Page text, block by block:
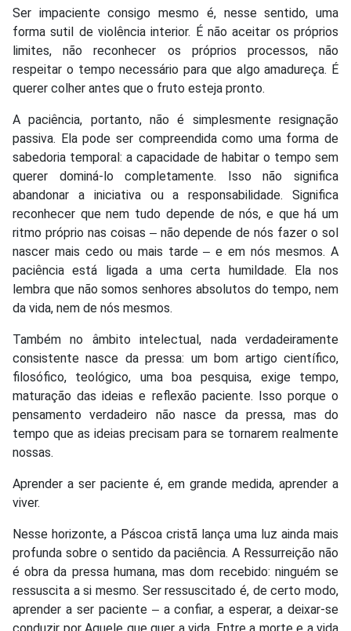
Ser impaciente consigo mesmo é, nesse sentido, uma
forma sutil de violência interior. É não aceitar os próprios
limites, não reconhecer os próprios processos, não
respeitar o tempo necessário para que algo amadureça. É
querer colher antes que o fruto esteja pronto.
A paciência, portanto, não é simplesmente resignação
passiva. Ela pode ser compreendida como uma forma de
sabedoria temporal: a capacidade de habitar o tempo sem
querer dominá-lo completamente. Isso não significa
abandonar a iniciativa ou a responsabilidade. Significa
reconhecer que nem tudo depende de nós, e que há um
ritmo próprio nas coisas ‒ não depende de nós fazer o sol
nascer mais cedo ou mais tarde ‒ e em nós mesmos. A
paciência está ligada a uma certa humildade. Ela nos
lembra que não somos senhores absolutos do tempo, nem
da vida, nem de nós mesmos.
Também no âmbito intelectual, nada verdadeiramente
consistente nasce da pressa: um bom artigo científico,
filosófico, teológico, uma boa pesquisa, exige tempo,
maturação das ideias e reflexão paciente. Isso porque o
pensamento verdadeiro não nasce da pressa, mas do
tempo que as ideias precisam para se tornarem realmente
nossas.
Aprender a ser paciente é, em grande medida, aprender a
viver.
Nesse horizonte, a Páscoa cristã lança uma luz ainda mais
profunda sobre o sentido da paciência. A Ressurreição não
é obra da pressa humana, mas dom recebido: ninguém se
ressuscita a si mesmo. Ser ressuscitado é, de certo modo,
aprender a ser paciente ‒ a confiar, a esperar, a deixar-se